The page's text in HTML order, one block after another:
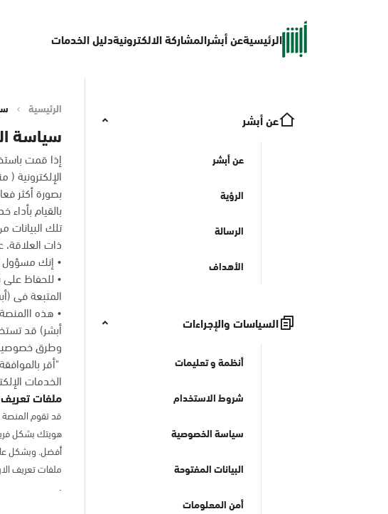
الرئيسيةعن أبشرالمشاركة الالكترونيةدليل الخدمات
عن أبشر
عن أبشر
الرؤية
الرسالة
الأهداف
السياسات والإجراءات
أنظمة و تعليمات
شروط الاستخدام
سياسة الخصوصية
البيانات المفتوحة
أمن المعلومات
الرئيسية
سياسة
إذا قمت
الإلكترونية
بصورة أكثر
بالقيام
تلك
ذات
• إنك مسؤول
• للحفاظ على
المتبعة فى
• هذه
أبشر) قد
وطرق
"أقر
الخدمات
ملفات تعريف
قد تقوم المنصة
هويتك بشكل
أفضل. وبشكل
ملفات تعريف
.